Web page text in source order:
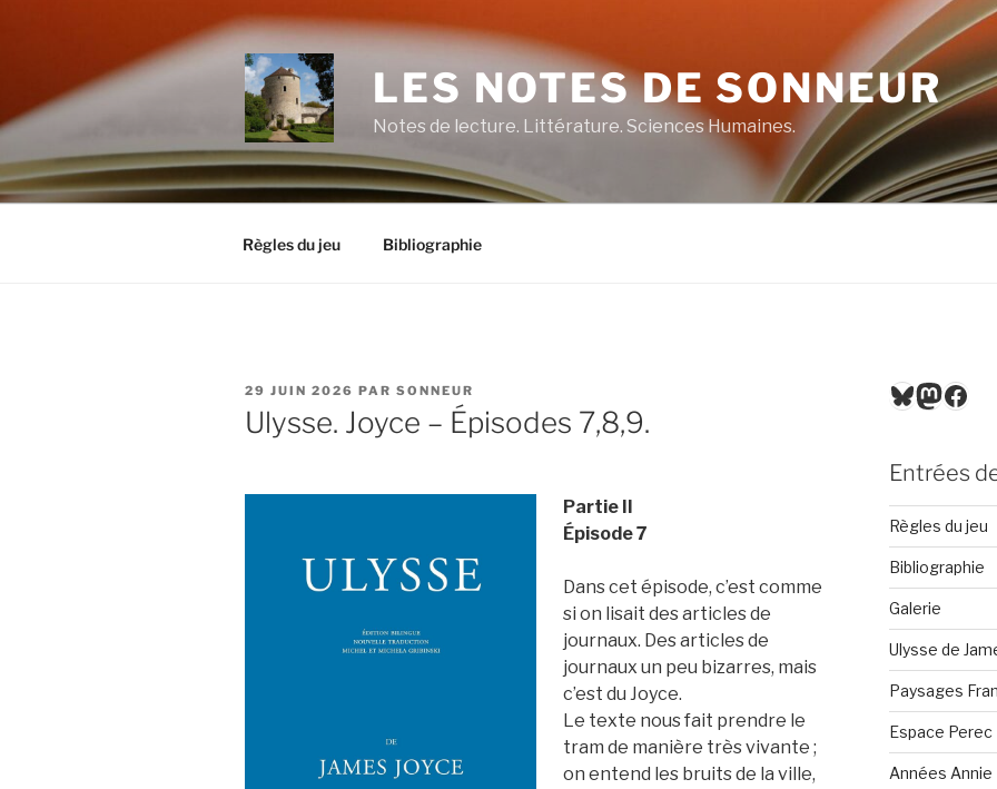
principal
LES NOTES DE SONNEUR
Notes de lecture. Littérature. Sciences Humaines.
Règles du jeu Bibliographie
PUBLIÉ
LE
29 JUIN 2026 PAR SONNEUR
Ulysse. Joyce – Épisodes 7,8,9.
Partie II
Épisode 7
Dans cet épisode, c’est comme
si on lisait des articles de
journaux. Des articles de
journaux un peu bizarres, mais
c’est du Joyce.
Le texte nous fait prendre le
tram de manière très vivante ;
on entend les bruits de la ville,
Bluesky
Entrées
Règles du jeu
Bibliographie
Galerie
Ulysse de
Paysages
Espace Perec
Années Annie